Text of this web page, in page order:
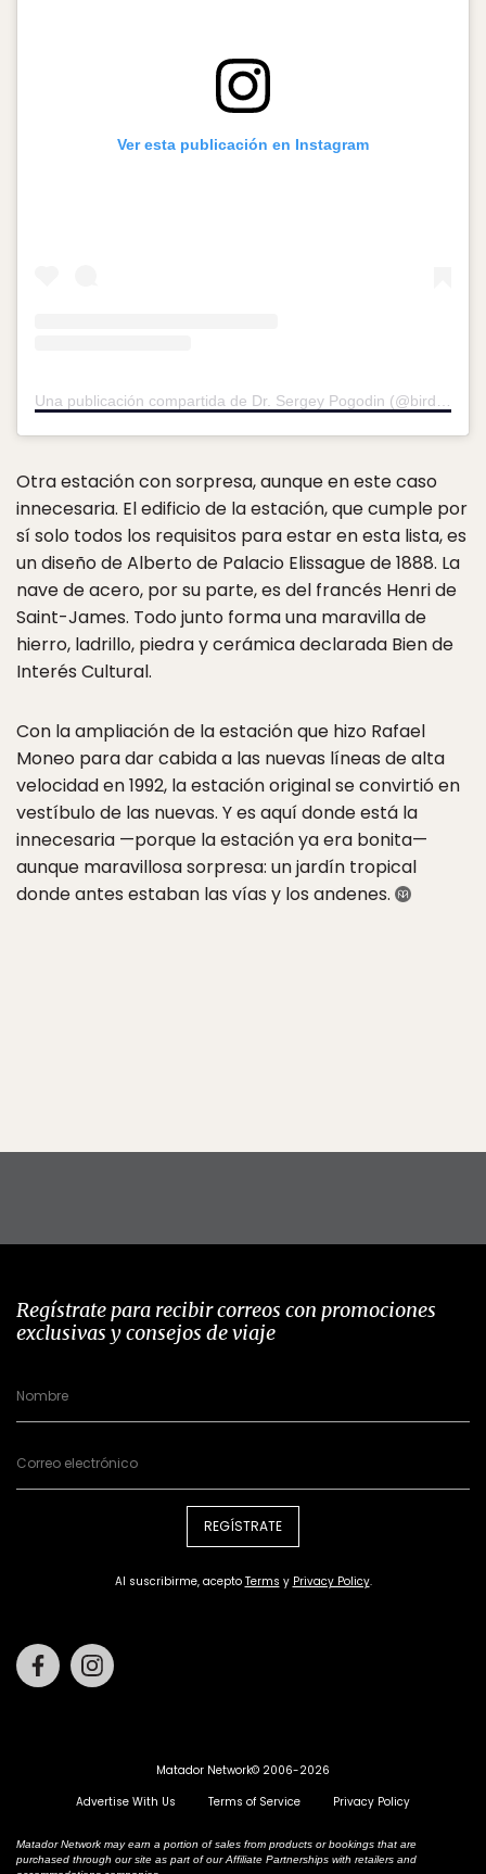
Ver esta publicación en Instagram
Otra estación con sorpresa, aunque en este caso
innecesaria. El edificio de la estación, que cumple por
sí solo todos los requisitos para estar en esta lista, es
un diseño de Alberto de Palacio Elissague de 1888. La
nave de acero, por su parte, es del francés Henri de
Saint-James. Todo junto forma una maravilla de
hierro, ladrillo, piedra y cerámica declarada Bien de
Interés Cultural.
Con la ampliación de la estación que hizo Rafael
Moneo para dar cabida a las nuevas líneas de alta
velocidad en 1992, la estación original se convirtió en
vestíbulo de las nuevas. Y es aquí donde está la
innecesaria —porque la estación ya era bonita—
aunque maravillosa sorpresa: un jardín tropical
donde antes estaban las vías y los andenes.
Regístrate para recibir correos con promociones
exclusivas y consejos de viaje
REGÍSTRATE
Al suscribirme, acepto Terms y Privacy Policy.
Facebook
Matador Network© 2006-2026
Advertise With Us
Terms of Service Privacy Policy
Matador Network may earn a portion of sales from products or bookings that are
purchased through our site as part of our Affiliate Partnerships with retailers and